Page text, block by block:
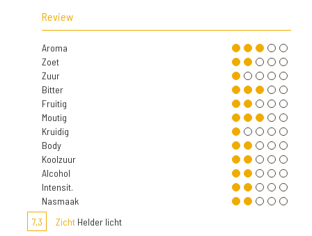
Review
Aroma
Zoet
Zuur
Bitter
Fruitig
Moutig
Kruidig
Body
Koolzuur
Alcohol
Intensit.
Nasmaak
7,3
Zicht Helder licht